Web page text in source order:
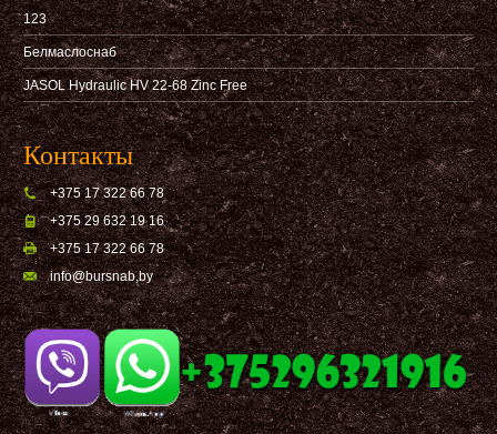
123
Белмаслоснаб
JASOL Hydraulic HV 22-68 Zinc Free
Контакты
+375 17 322 66 78
+375 29 632 19 16
+375 17 322 66 78
info@bursnab,by